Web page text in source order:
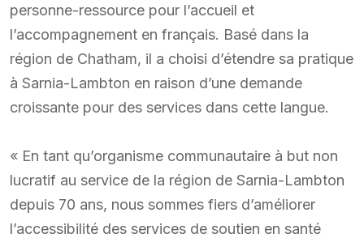
personne-ressource pour l’accueil et
l’accompagnement en français. Basé dans la
région de Chatham, il a choisi d’étendre sa pratique
à Sarnia-Lambton en raison d’une demande
croissante pour des services dans cette langue.
« En tant qu’organisme communautaire à but non
lucratif au service de la région de Sarnia-Lambton
depuis 70 ans, nous sommes fiers d’améliorer
l’accessibilité des services de soutien en santé